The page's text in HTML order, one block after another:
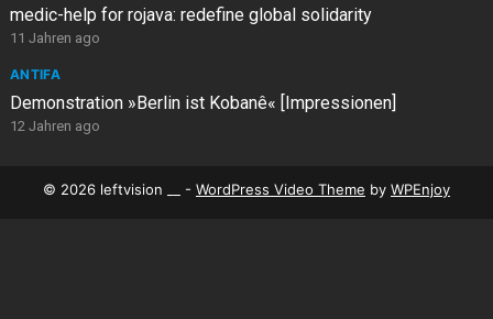
medic-help for rojava: redefine global solidarity
11 Jahren ago
ANTIFA
Demonstration »Berlin ist Kobanê« [Impressionen]
12 Jahren ago
© 2026 leftvision __ - WordPress Video Theme by WPEnjoy